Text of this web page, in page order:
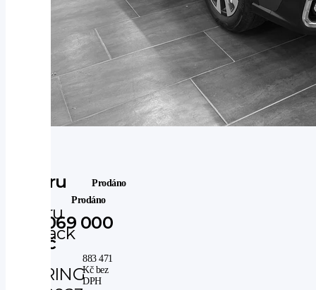
Subaru
Subaru
Outback
TOURING
Prodáno
Prodáno
1 069 000
Kč
883 471
Kčbez
DPH